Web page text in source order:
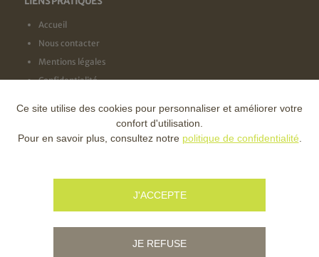
Accueil
Nous contacter
Mentions légales
Confidentialité
NOS LABELS
Ce site utilise des cookies pour personnaliser et améliorer votre
confort d'utilisation.
Pour en savoir plus, consultez notre politique de confidentialité
J'ACCEPTE
JE REFUSE